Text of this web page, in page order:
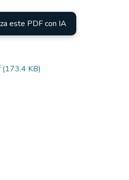
este PDF con IA
(173.4 KB)